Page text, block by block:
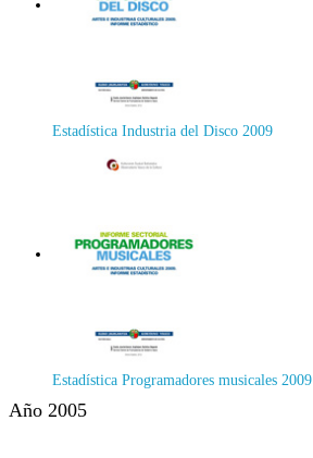
Estadística Industria del Disco 2009
Estadística Programadores musicales 2009
Año 2005